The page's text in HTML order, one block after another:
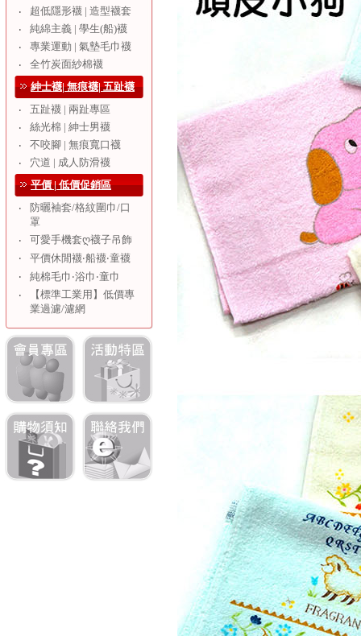
‧
超低隱形襪 | 造型襪套
‧
純綿主義 | 學生(船)襪
‧
專業運動 | 氣墊毛巾襪
‧
全竹炭面紗棉襪
紳士襪| 無痕襪| 五趾襪
‧
五趾襪 | 兩趾專區
‧
絲光棉 | 紳士男襪
‧
不咬腳 | 無痕寬口襪
‧
穴道 | 成人防滑襪
平價 | 低價促銷區
‧
防曬袖套/格紋圍巾/口
罩
‧
可愛手機套ღ襪子吊飾
‧
平價休閒襪‧船襪‧童襪
‧
純棉毛巾‧浴巾‧童巾
‧
【標準工業用】低價專
業過濾/濾網